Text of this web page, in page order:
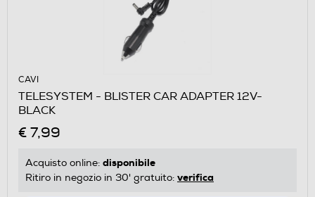
CAVI
TELESYSTEM - BLISTER CAR ADAPTER 12V-
BLACK
€ 7,99
Acquisto online: disponibile
Ritiro in negozio in 30' gratuito: verifica